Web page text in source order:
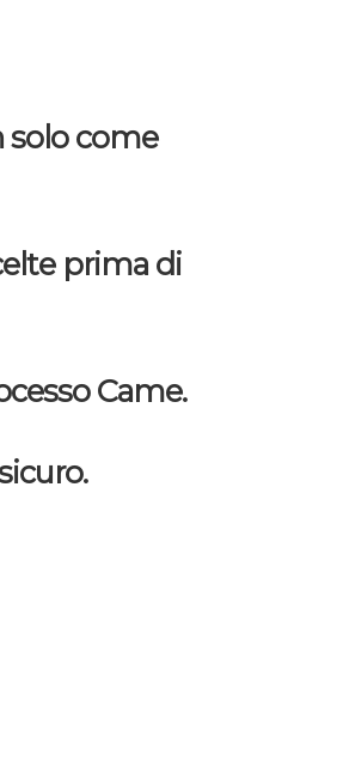
solo come
prima di
Came.